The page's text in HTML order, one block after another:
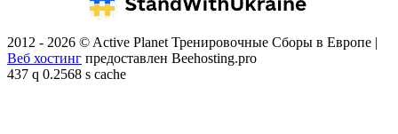
2012 - 2026 © Active Planet Тренировочные Сборы в Европе |
Веб хостинг предоставлен Beehosting.pro
437 q 0.2568 s cache